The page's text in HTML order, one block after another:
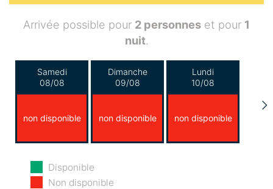
Arrivée possible pour 2 personnes et pour 1
nuit.
Samedi
08/08
non disponible
Dimanche
09/08
non disponible
Lundi
10/08
non disponible
Mardi
11/08
Disponible
Non disponible